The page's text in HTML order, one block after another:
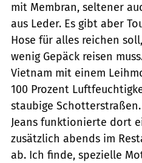
mit Membran, seltener
aus Leder. Es gibt aber
Hose für alles reichen
wenig Gepäck reisen
Vietnam mit einem
100 Prozent
staubige
Jeans funktionierte dort
zusätzlich abends im
ab. Ich finde, spezielle